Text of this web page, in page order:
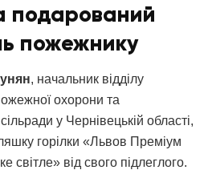
подарований
пожежнику
, начальник відділу
охорони та
у Чернівецькій області,
горілки «Львов Преміум
світле» від свого підлеглого.